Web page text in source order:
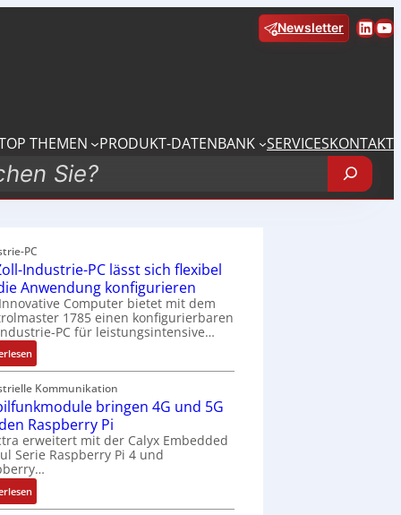
Newsletter
THEMEN PRODUKT-DATENBANK SERVICESKONTAKT
PC
Industrie-PC lässt sich flexibel
Anwendung konfigurieren
Computer bietet mit dem
1785 einen konfigurierbaren
PC für leistungsintensive…
:
1
9
-
Z
o
l
l
-
I
Kommunikation
bringen 4G und 5G
Raspberry Pi
erweitert mit der Calyx Embedded
Serie Raspberry Pi 4 und
:
M